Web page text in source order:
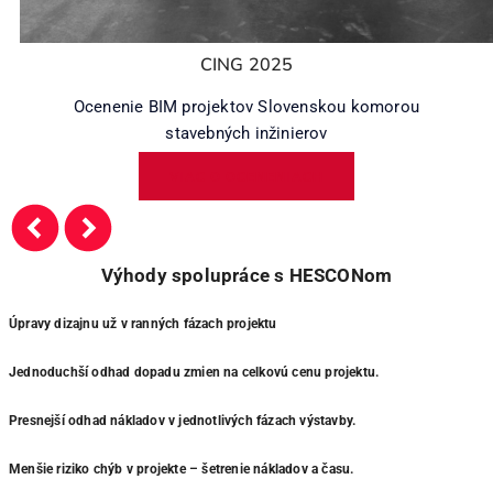
CING 2025
Ocenenie BIM projektov Slovenskou komorou
stavebných inžinierov
Výhody spolupráce s HESCONom
Úpravy dizajnu už v ranných fázach projektu
Jednoduchší odhad dopadu zmien na celkovú cenu projektu.
Presnejší odhad nákladov v jednotlivých fázach výstavby.
Menšie riziko chýb v projekte – šetrenie nákladov a času.